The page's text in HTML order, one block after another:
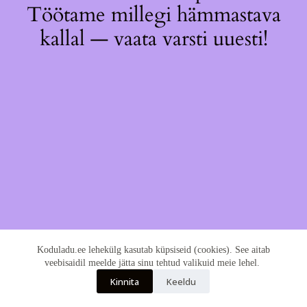
Koduladu.ee lehekülg kasutab küpsiseid (cookies). See aitab
veebisaidil meelde jätta sinu tehtud valikuid meie lehel.
Kinnita Keeldu
Töötame millegi hämmastava
kallal — vaata varsti uuesti!